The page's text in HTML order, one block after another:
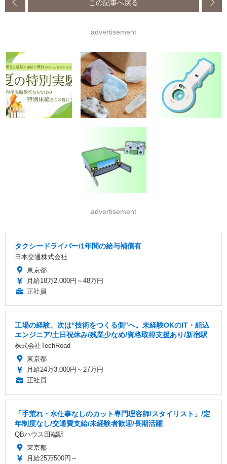
この記事へ戻る
advertisement
advertisement
タクシードライバー/1年間の給与補償有
日本交通株式会社
東京都
月給18万2,000円～48万円
正社員
工場の経験、次は“技術をつくる側”へ。未経験OKのIT・組込
エンジニア/土日祝休み/残業少なめ/資格取得支援あり/新宿駅
株式会社TechRoad
東京都
月給24万3,000円～27万円
正社員
「手荒れ・水仕事なしのカット専門理容師/スタイリスト」/定
年制度なし/交通費支給/未経験者歓迎/長期活躍
QBハウス田端駅
東京都
月給25万500円～